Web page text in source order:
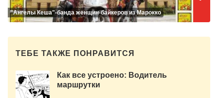
"Ангелы Кеша"-банда женщин-байкеров из Марокко
ТЕБЕ ТАКЖЕ ПОНРАВИТСЯ
Как все устроено: Водитель
маршрутки